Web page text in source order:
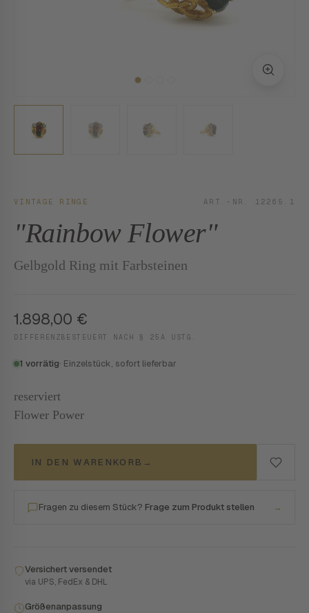
VINTAGE RINGE ART.-NR. 12265.1
"Rainbow Flower"
Gelbgold Ring mit Farbsteinen
1.898,00 €
DIFFERENZBESTEUERT NACH § 25A USTG.
1 vorrätig· Einzelstück, sofort lieferbar
reserviert
Flower Power
IN DEN WARENKORB →
Fragen zu diesem Stück? Frage zum Produkt stellen →
Versichert versendet
via UPS, FedEx & DHL
Größenanpassung